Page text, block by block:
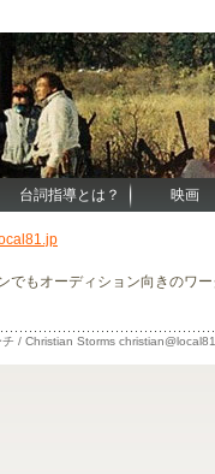
台詞指導とは？ 映画
でもオーディション向きのワ
チ / Christian Storms